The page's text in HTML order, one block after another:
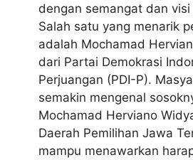
dengan semangat dan visi
Salah satu yang menarik
adalah Mochamad
dari Partai Demokrasi
Perjuangan (PDI-P).
semakin mengenal
Mochamad Herviano
Daerah Pemilihan Jawa
mampu menawarkan